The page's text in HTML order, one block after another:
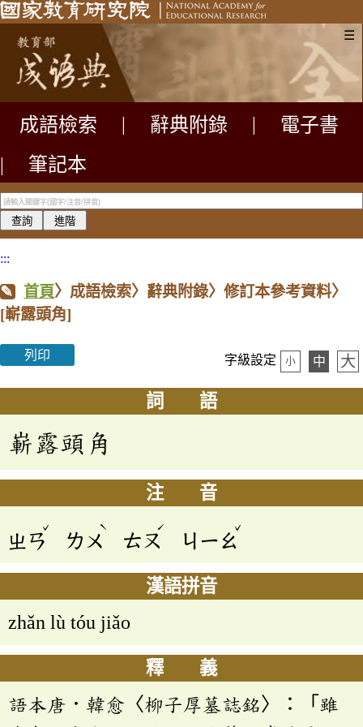
☰
成語檢索 辭典附錄
電子書
|
筆記本
:::
首頁〉成語檢索〉辭典附錄〉修訂本參考資料〉
[嶄露頭角]
列印 字級設定 小 中 大
詞 語
嶄露頭角
注 音
ㄓㄢ
ˇ
ㄌㄨ
ˋ
ㄊㄡ
ˊ
ㄐㄧㄠ
ˇ
漢語拼音
zhǎn lù tóu jiǎo
釋 義
語本唐．韓愈〈柳子厚墓誌銘〉：「雖